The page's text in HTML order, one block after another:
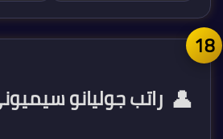
👤 راتب جوليانو سيميوني